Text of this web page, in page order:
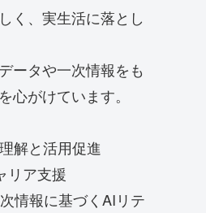
く、実生活に落とし
ータや一次情報をも
心がけています。
解と活用促進
リア支援
情報に基づくAIリテ